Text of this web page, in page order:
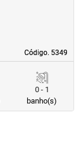
Código. 5349
Código. 5349
0 - 1
banho(s)